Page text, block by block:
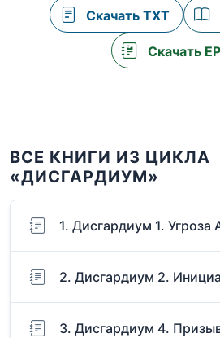
Скачать TXT
Скачать
ВСЕ КНИГИ ИЗ ЦИКЛА
«ДИСГАРДИУМ»
1. Дисгардиум 1. Угроза
2. Дисгардиум 2.
3. Дисгардиум 4.